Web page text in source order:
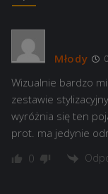
Młody
Wizualnie bardzo
zestawie
wyróżnia się ten
prot. ma jedynie
0